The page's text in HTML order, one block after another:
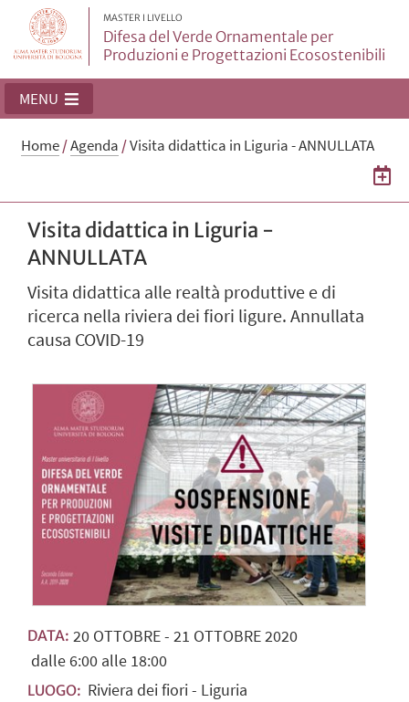
MASTER I LIVELLO
Difesa del Verde Ornamentale per
Produzioni e Progettazioni Ecosostenibili
MENU
Home/Agenda /Visita didattica in Liguria - ANNULLATA
Visita didattica in Liguria -
ANNULLATA
Visita didattica alle realtà produttive e di
ricerca nella riviera dei fiori ligure. Annullata
causa COVID-19
DATA: 20OTTOBRE- 21 OTTOBRE2020
dalle 6:00 alle 18:00
LUOGO: Riviera dei fiori - Liguria